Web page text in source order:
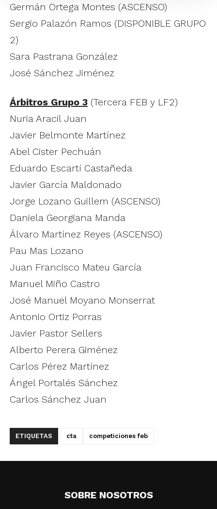
Germán Ortega Montes (ASCENSO)
Sergio Palazón Ramos (DISPONIBLE GRUPO
2)
Sara Pastrana González
José Sánchez Jiménez
Árbitros Grupo 3 (Tercera FEB y LF2)
Nuria Aracil Juan
Javier Belmonte Martínez
Abel Cister Pechuán
Eduardo Escartí Castañeda
Javier García Maldonado
Jorge Lozano Guillem (ASCENSO)
Daniela Georgiana Manda
Álvaro Martínez Reyes (ASCENSO)
Pau Mas Lozano
Juan Francisco Mateu García
Manuel Miño Castro
José Manuel Moyano Monserrat
Antonio Ortiz Porras
Javier Pastor Sellers
Alberto Perera Giménez
Carlos Pérez Martínez
Ángel Portalés Sánchez
Carlos Sánchez Juan
ETIQUETAS cta competiciones feb
SOBRE NOSOTROS